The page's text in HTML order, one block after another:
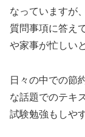
なっていますが
質問事項に答え
や家事が忙しい
日々の中での節
な話題でのテキ
試験勉強もしや